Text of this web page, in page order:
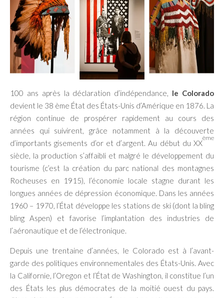
100 ans après la déclaration d’indépendance, le Colorado
devient le 38 ème État des États-Unis d’Amérique en 1876. La
région continue de prospérer rapidement au cours des
années qui suivirent, grâce notamment à la découverte
d’importants gisements d’or et d’argent. Au début du XX
ème
siècle, la production s’affaibli et malgré le développement du
tourisme (c’est la création du parc national des montagnes
Rocheuses en 1915), l’économie locale stagne durant les
longues années de dépression économique. Dans les années
1960 – 1970, l’État développe les stations de ski (dont la bling
bling Aspen) et favorise l’implantation des industries de
l’aéronautique et de l’électronique.
Depuis une trentaine d’années, le Colorado est à l’avant-
garde des politiques environnementales des États-Unis. Avec
la Californie, l’Oregon et l’État de Washington, il constitue l’un
des États les plus démocrates de la moitié ouest du pays.